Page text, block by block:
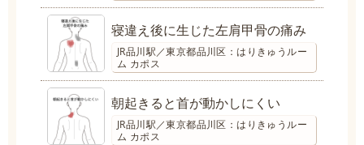
寝違え後に生じた左肩甲骨の痛み
JR品川駅／東京都品川区：はりきゅうルー
ム カポス
朝起きると首が動かしにくい
JR品川駅／東京都品川区：はりきゅうルー
ム カポス